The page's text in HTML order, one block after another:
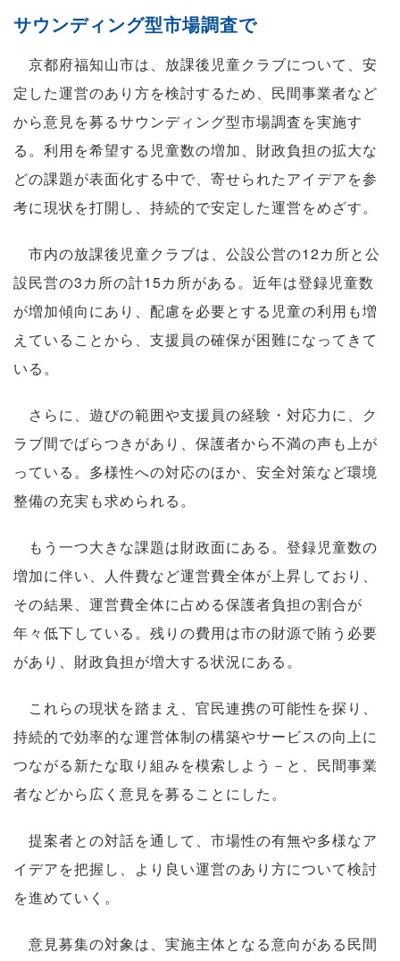
サウンディング型市場調査で
京都府福知山市は、放課後児童クラブについて、安
定した運営のあり方を検討するため、民間事業者など
から意見を募るサウンディング型市場調査を実施す
る。利用を希望する児童数の増加、財政負担の拡大な
どの課題が表面化する中で、寄せられたアイデアを参
考に現状を打開し、持続的で安定した運営をめざす。
市内の放課後児童クラブは、公設公営の12カ所と公
設民営の3カ所の計15カ所がある。近年は登録児童数
が増加傾向にあり、配慮を必要とする児童の利用も増
えていることから、支援員の確保が困難になってきて
いる。
さらに、遊びの範囲や支援員の経験・対応力に、ク
ラブ間でばらつきがあり、保護者から不満の声も上が
っている。多様性への対応のほか、安全対策など環境
整備の充実も求められる。
もう一つ大きな課題は財政面にある。登録児童数の
増加に伴い、人件費など運営費全体が上昇しており、
その結果、運営費全体に占める保護者負担の割合が
年々低下している。残りの費用は市の財源で賄う必要
があり、財政負担が増大する状況にある。
これらの現状を踏まえ、官民連携の可能性を探り、
持続的で効率的な運営体制の構築やサービスの向上に
つながる新たな取り組みを模索しよう－と、民間事業
者などから広く意見を募ることにした。
提案者との対話を通して、市場性の有無や多様なア
イデアを把握し、より良い運営のあり方について検討
を進めていく。
意見募集の対象は、実施主体となる意向がある民間